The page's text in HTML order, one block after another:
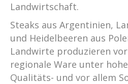
Landwirtschaft.
Steaks aus Argentinien,
und Heidelbeeren aus
Landwirte produzieren
regionale Ware unter
Qualitäts- und vor allem